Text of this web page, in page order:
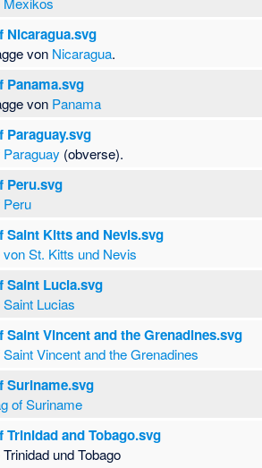
Nicaragua.svg
von Nicaragua.
Panama.svg
von Panama
Paraguay.svg
Paraguay (obverse).
Peru.svg
Peru
Saint Kitts and Nevis.svg
von St. Kitts und Nevis
Saint Lucia.svg
Saint Lucias
Saint Vincent and the Grenadines.svg
Saint Vincent and the Grenadines
Suriname.svg
of Suriname
Trinidad and Tobago.svg
und Tobago